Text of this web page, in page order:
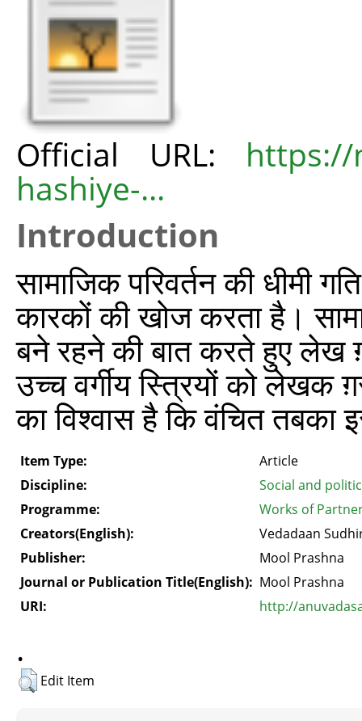
Official URL: https://
hashiye-...
Introduction
सामाजिक परिवर्तन की धीमी
कारकों की खोज करता है।
बने रहने की बात करते हुए लेख
उच्च वर्गीय स्त्रियों को लेखक
का विश्‍वास है कि वंचित तबका
Item Type:
Article
Discipline:
Social and
Programme:
Works of
Creators(English):
Vedadaan
Publisher:
Mool Prashna
Journal or Publication Title(English): Mool Prashna
URI:
http://
.
Edit Item